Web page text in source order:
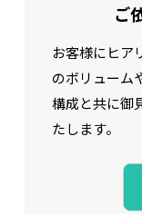
ご
お客様にヒア
のボリューム
構成と共に御
たします。